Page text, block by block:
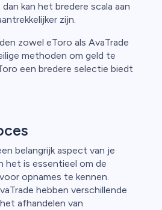
kan het bredere scala aan
zijn.
zowel eToro als AvaTrade
methoden om geld te
een bredere selectie biedt
belangrijk aspect van je
het is essentieel om de
opnames te kennen.
hebben verschillende
afhandelen van